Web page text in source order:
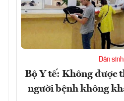
Dân sinh
Bộ Y tế: Không được
người bệnh không